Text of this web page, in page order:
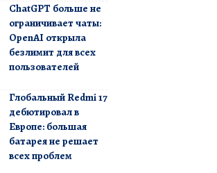
ChatGPT больше не
ограничивает чаты:
OpenAI открыла
безлимит для всех
пользователей
Глобальный Redmi 17
дебютировал в
Европе: большая
батарея не решает
всех проблем